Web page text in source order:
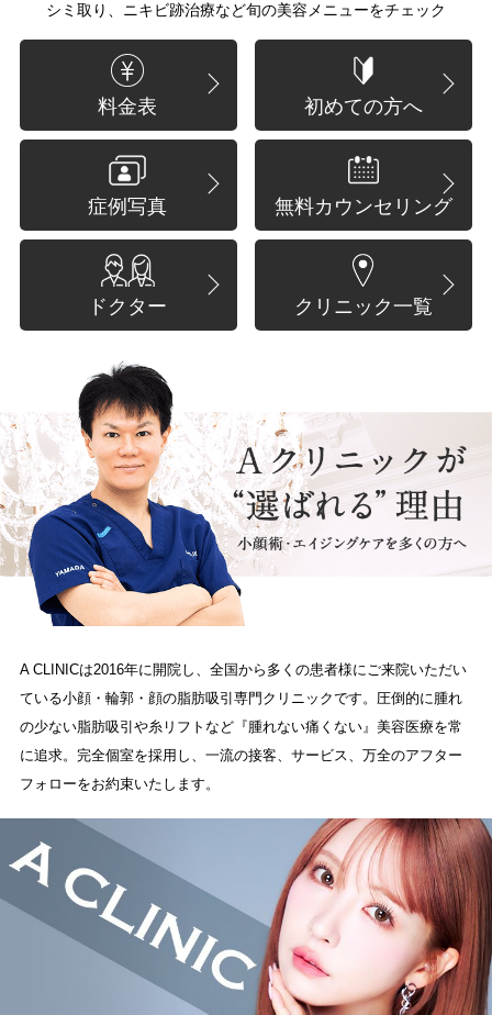
シミ取り、ニキビ跡治療など旬の美容メニューをチェック
料金表 初めての方へ
症例写真 無料カウンセリング
ドクター クリニック一覧
A CLINICは2016年に開院し、全国から多くの患者様にご来院いただい
ている小顔・輪郭・顔の脂肪吸引専門クリニックです。圧倒的に腫れ
の少ない脂肪吸引や糸リフトなど『腫れない痛くない』美容医療を常
に追求。完全個室を採用し、一流の接客、サービス、万全のアフター
フォローをお約束いたします。